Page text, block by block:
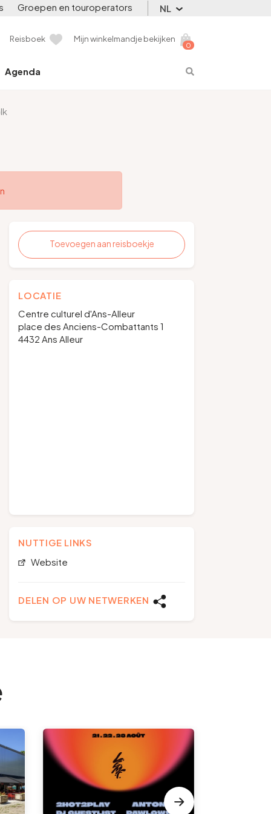
Groepen en touroperators NL
Reisboek
0
Mijn winkelmandje bekijken
Agenda
Toevoegen aan reisboekje
LOCATIE
Centre culturel d'Ans-Alleur
place des Anciens-Combattants 1
4432 Ans Alleur
NUTTIGE LINKS
Website
DELEN OP UW NETWERKEN